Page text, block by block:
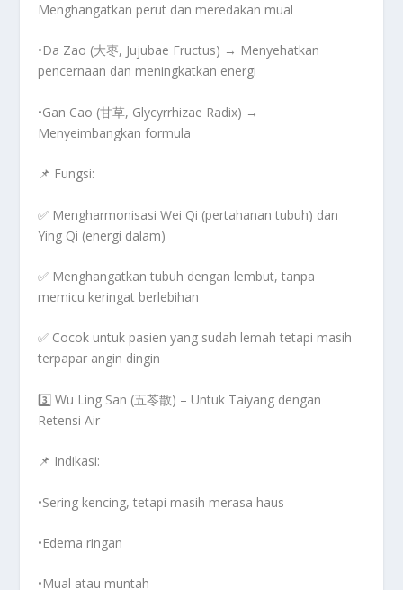
Menghangatkan perut dan meredakan mual
•Da Zao (大枣, Jujubae Fructus) → Menyehatkan
pencernaan dan meningkatkan energi
•Gan Cao (甘草, Glycyrrhizae Radix) →
Menyeimbangkan formula
📌 Fungsi:
✅ Mengharmonisasi Wei Qi (pertahanan tubuh) dan
Ying Qi (energi dalam)
✅ Menghangatkan tubuh dengan lembut, tanpa
memicu keringat berlebihan
✅ Cocok untuk pasien yang sudah lemah tetapi masih
terpapar angin dingin
3️⃣ Wu Ling San (五苓散) – Untuk Taiyang dengan
Retensi Air
📌 Indikasi:
•Sering kencing, tetapi masih merasa haus
•Edema ringan
•Mual atau muntah